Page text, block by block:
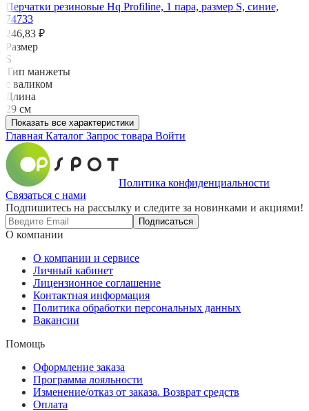
Перчатки резиновые Hq Profiline, 1 пара, размер S, синие,
74733
246,83 ₽
Размер
S
Тип манжеты
с валиком
Длина
29 см
Показать все характеристики
Главная Каталог Запрос товара Войти
Политика конфиденциальности
Связаться с нами
Подпишитесь на рассылку и следите за новинками и акциями!
Подписаться
О компании
О компании и сервисе
Личный кабинет
Лицензионное соглашение
Контактная информация
Политика обработки персональных данных
Вакансии
Помощь
Оформление заказа
Программа лояльности
Изменение/отказ от заказа. Возврат средств
Оплата